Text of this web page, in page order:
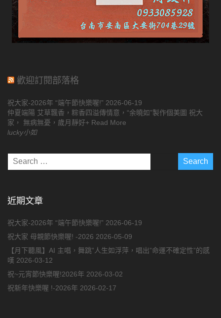
歡迎訂閱部落格
祝大家-2026年 “端午節快樂喔!” 2026-06-19
仲夏端陽 艾草飄香，粽香四溢傳情意，“余曉如”製作個美圖 祝大
家， 無病無憂，歲月靜好+ Read More
lucky小如
近期文章
祝大家-2026年 “端午節快樂喔!” 2026-06-19
祝大家 母親節快樂喔! -2026 2026-05-09
【月下聽風】AI 主唱，舞跳”人生如浮萍，唱出”命運不確定性”的感
嘆 2026-03-12
祝~元宵節快樂喔!2026年 2026-03-02
祝新年快樂喔 !-2026年 2026-02-17